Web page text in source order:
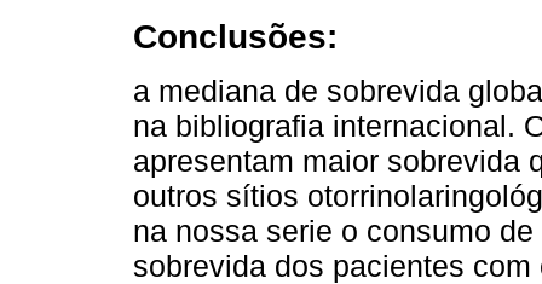
Conclusões:
a mediana de sobrevida
na bibliografia internacional.
apresentam maior sobrevida
outros sítios
na nossa serie o consumo
sobrevida dos pacientes